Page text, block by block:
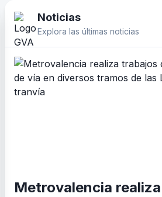
Noticias
Explora las últimas noticias
Metrovalencia